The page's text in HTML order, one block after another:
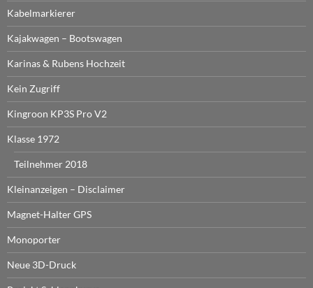
Kabelmarkierer
Kajakwagen – Bootswagen
Karinas & Rubens Hochzeit
Kein Zugriff
Kingroon KP3S Pro V2
Klasse 1972
Teilnehmer 2018
Kleinanzeigen – Disclaimer
Magnet-Halter GPS
Monoporter
Neue 3D-Druck